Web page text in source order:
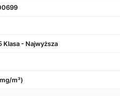
Klasa - Najwyższa
m³)